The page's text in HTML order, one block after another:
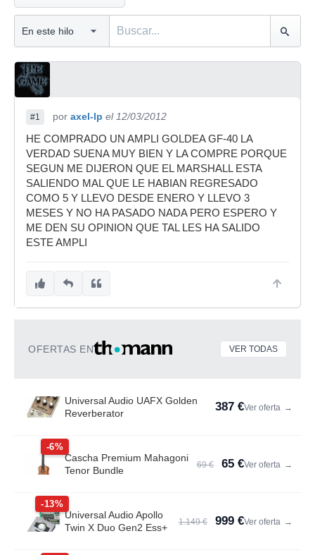
#1 por axel-lp el 12/03/2012
HE COMPRADO UN AMPLI GOLDEA GF-40 LA
VERDAD SUENA MUY BIEN Y LA COMPRE PORQUE
SEGUN ME DIJERON QUE EL MARSHALL ESTA
SALIENDO MAL QUE LE HABIAN REGRESADO
COMO 5 Y LLEVO DESDE ENERO Y LLEVO 3
MESES Y NO HA PASADO NADA PERO ESPERO Y
ME DEN SU OPINION QUE TAL LES HA SALIDO
ESTE AMPLI
OFERTAS EN VER TODAS
Universal Audio UAFX Golden
Reverberator
387 €Ver oferta →
-6%
Cascha Premium Mahagoni
Tenor Bundle
69 € 65 €Ver oferta →
-13%
Universal Audio Apollo
Twin X Duo Gen2 Ess+
1.149 € 999 €Ver oferta →